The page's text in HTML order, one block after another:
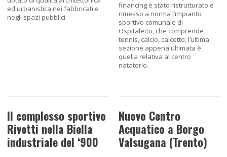
ed urbanistica nei fabbricati e
negli spazi pubblici.
financing è stato ristrutturato e
rimesso a norma l’impianto
sportivo comunale di
Ospitaletto, che comprende
tennis, calcio, calcetto; l’ultima
sezione appena ultimata è
quella relativa al centro
natatorio.
Il complesso sportivo
Rivetti nella Biella
industriale del ‘900
Nuovo Centro
Acquatico a Borgo
Valsugana (Trento)